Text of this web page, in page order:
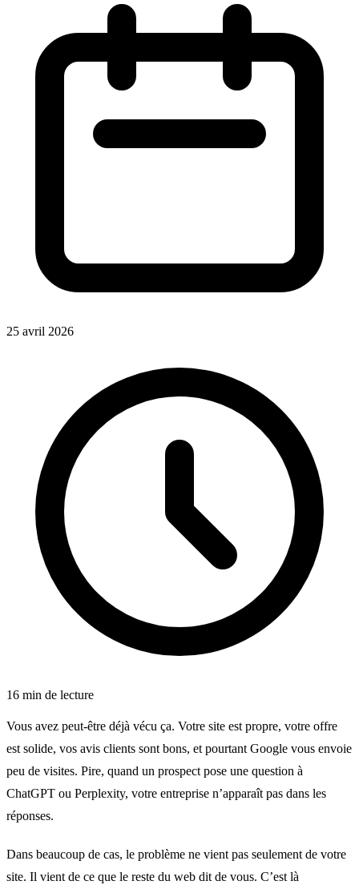
25 avril 2026
16 min de lecture
Vous avez peut-être déjà vécu ça. Votre site est propre, votre offre
est solide, vos avis clients sont bons, et pourtant Google vous envoie
peu de visites. Pire, quand un prospect pose une question à
ChatGPT ou Perplexity, votre entreprise n’apparaît pas dans les
réponses.
Dans beaucoup de cas, le problème ne vient pas seulement de votre
site. Il vient de ce que le reste du web dit de vous. C’est là